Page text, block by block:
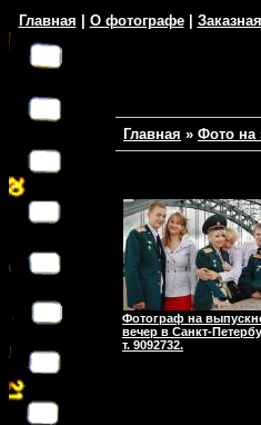
Главная О фотографе|
Главная » Фото на
Фотограф на
вечер в Санкт-
т. 9092732.